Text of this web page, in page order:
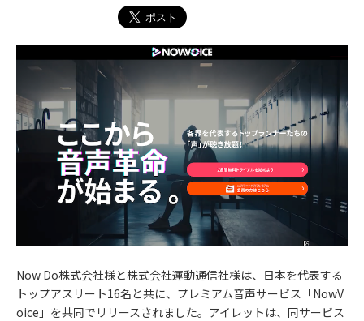
Now Do株式会社様と株式会社運動通信社様は、日本を代表する
トップアスリート16名と共に、プレミアム音声サービス「NowV
oice」を共同でリリースされました。アイレットは、同サービス